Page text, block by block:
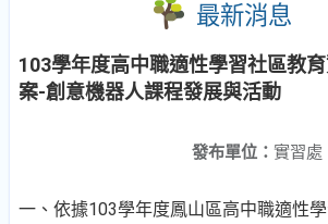
最新消息
103學年度高中職適性學習社區教
案-創意機器人課程發展與活動
發布單位： 實習處
一、依據103學年度鳳山區高中職適性